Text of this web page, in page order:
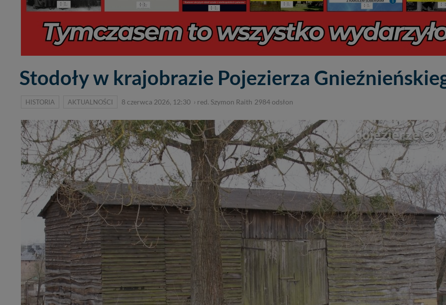
Stodoły w krajobrazie Pojezierza
HISTORIA AKTUALNOŚCI 8 czerwca 2026, 12:30 › red. Szymon Raith 2984 odsłon